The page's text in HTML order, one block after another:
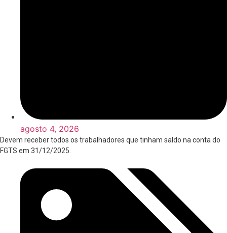
agosto 4, 2026
Devem receber todos os trabalhadores que tinham saldo na conta do
FGTS em 31/12/2025.